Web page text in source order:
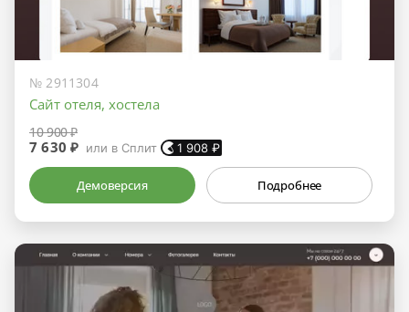
№ 2911304
Сайт отеля, хостела
10 900 ₽
7 630 ₽ или в Сплит 1 908 ₽
Демоверсия Подробнее